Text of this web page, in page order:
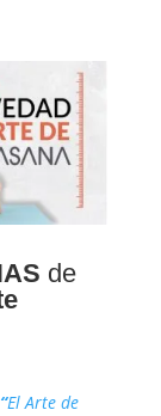
de
“El Arte de